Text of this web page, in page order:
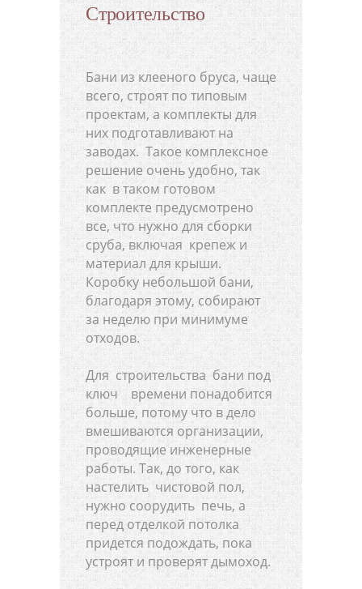
Строительство
Бани из клееного бруса, чаще
всего, строят по типовым
проектам, а комплекты для
них подготавливают на
заводах. Такое комплексное
решение очень удобно, так
как в таком готовом
комплекте предусмотрено
все, что нужно для сборки
сруба, включая крепеж и
материал для крыши.
Коробку небольшой бани,
благодаря этому, собирают
за неделю при минимуме
отходов.
Для строительства бани под
ключ времени понадобится
больше, потому что в дело
вмешиваются организации,
проводящие инженерные
работы. Так, до того, как
настелить чистовой пол,
нужно соорудить печь, а
перед отделкой потолка
придется подождать, пока
устроят и проверят дымоход.